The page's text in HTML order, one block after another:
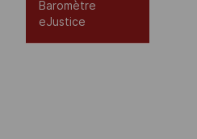
Baromètre
eJustice